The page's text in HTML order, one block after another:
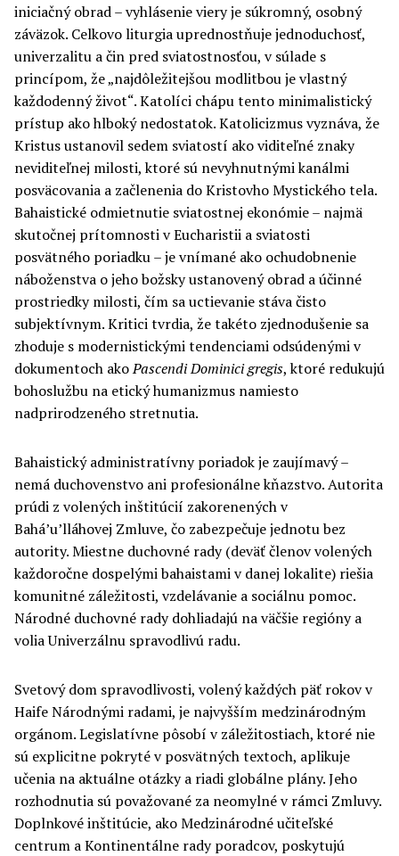
iniciačný obrad – vyhlásenie viery je súkromný, osobný
záväzok. Celkovo liturgia uprednostňuje jednoduchosť,
univerzalitu a čin pred sviatostnosťou, v súlade s
princípom, že „najdôležitejšou modlitbou je vlastný
každodenný život“. Katolíci chápu tento minimalistický
prístup ako hlboký nedostatok. Katolicizmus vyznáva, že
Kristus ustanovil sedem sviatostí ako viditeľné znaky
neviditeľnej milosti, ktoré sú nevyhnutnými kanálmi
posväcovania a začlenenia do Kristovho Mystického tela.
Bahaistické odmietnutie sviatostnej ekonómie – najmä
skutočnej prítomnosti v Eucharistii a sviatosti
posvätného poriadku – je vnímané ako ochudobnenie
náboženstva o jeho božsky ustanovený obrad a účinné
prostriedky milosti, čím sa uctievanie stáva čisto
subjektívnym. Kritici tvrdia, že takéto zjednodušenie sa
zhoduje s modernistickými tendenciami odsúdenými v
dokumentoch akoPascendi Dominici gregis, ktoré redukujú
bohoslužbu na etický humanizmus namiesto
nadprirodzeného stretnutia.
Bahaistický administratívny poriadok je zaujímavý –
nemá duchovenstvo ani profesionálne kňazstvo. Autorita
prúdi z volených inštitúcií zakorenených v
Bahá’u’lláhovej Zmluve, čo zabezpečuje jednotu bez
autority. Miestne duchovné rady (deväť členov volených
každoročne dospelými bahaistami v danej lokalite) riešia
komunitné záležitosti, vzdelávanie a sociálnu pomoc.
Národné duchovné rady dohliadajú na väčšie regióny a
volia Univerzálnu spravodlivú radu.
Svetový dom spravodlivosti, volený každých päť rokov v
Haife Národnými radami, je najvyšším medzinárodným
orgánom. Legislatívne pôsobí v záležitostiach, ktoré nie
sú explicitne pokryté v posvätných textoch, aplikuje
učenia na aktuálne otázky a riadi globálne plány. Jeho
rozhodnutia sú považované za neomylné v rámci Zmluvy.
Doplnkové inštitúcie, ako Medzinárodné učiteľské
centrum a Kontinentálne rady poradcov, poskytujú